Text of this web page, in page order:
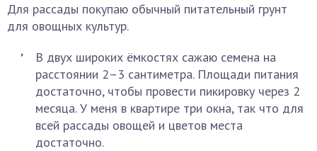
Для рассады покупаю обычный питательный грунт
для овощных культур.
В двух широких ёмкостях сажаю семена на
расстоянии 2–3 сантиметра. Площади питания
достаточно, чтобы провести пикировку через 2
месяца. У меня в квартире три окна, так что для
всей рассады овощей и цветов места
достаточно.